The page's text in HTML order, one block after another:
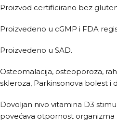
Proizvod certificirano bez
Proizvedeno u cGMP i FDA
Proizvedeno u SAD.
Osteomalacija, osteoporoza,
skleroza, Parkinsonova bolest i
Dovoljan nivo vitamina D3
povećava otpornost